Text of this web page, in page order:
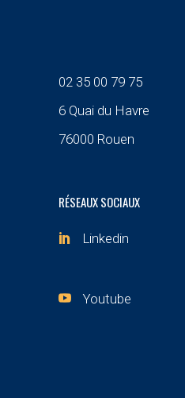
02 35 00 79 75
6 Quai du Havre
76000 Rouen
RÉSEAUX SOCIAUX
Linkedin
Youtube